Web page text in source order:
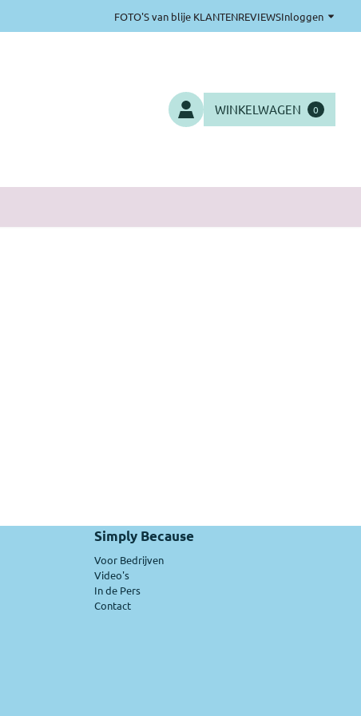
FOTO'S van blije KLANTENREVIEWSInloggen
WINKELWAGEN 0
Simply Because
Voor Bedrijven
Video's
In de Pers
Contact